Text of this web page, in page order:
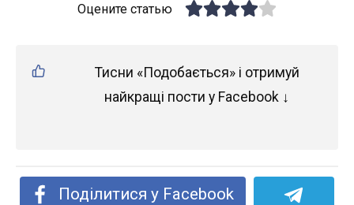
Оцените статью
Тисни «Подобається» і отримуй
найкращі пости у Facebook ↓
Поділитися у Facebook